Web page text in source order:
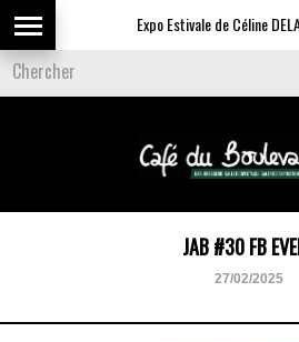
Expo Estivale de Céline
JAB #30 FB
27/02/2025